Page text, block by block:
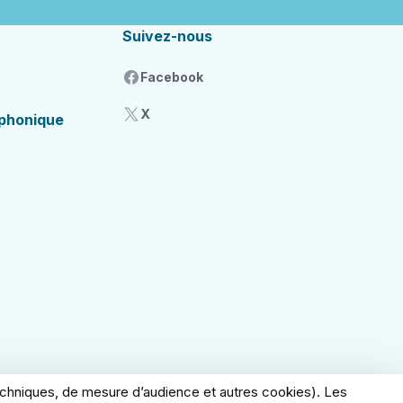
Suivez-nous
Facebook
X
de mesure d’audience et autres cookies). Les